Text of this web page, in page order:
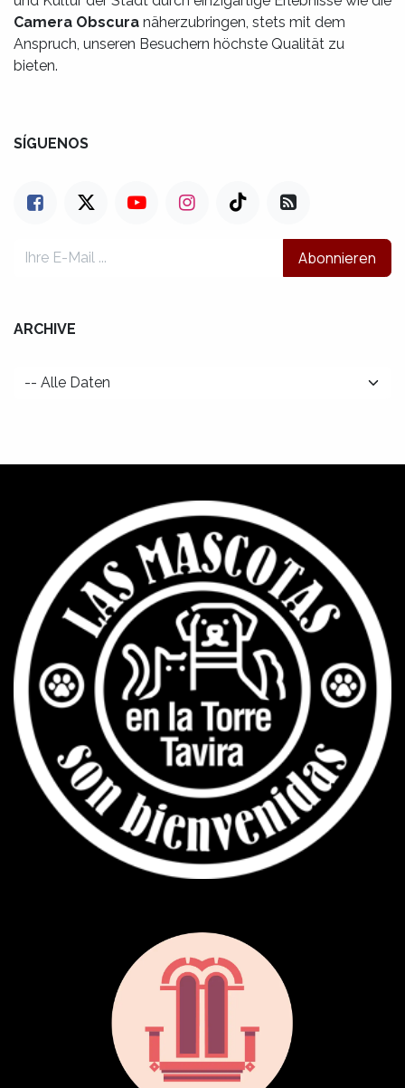
Camera Obscura näherzubringen, stets mit dem
Anspruch, unseren Besuchern höchste Qualität zu
bieten.
SÍGUENOS
Abonnieren
ARCHIVE